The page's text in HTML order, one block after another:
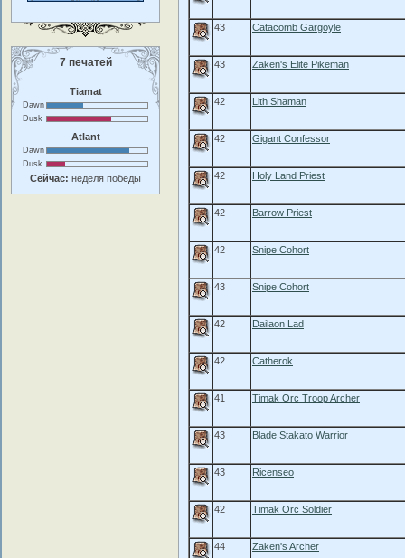
7 печатей
Tiamat
Dawn
Dusk
Atlant
Dawn
Dusk
Сейчас: неделя победы
43 Catacomb Gargoyle
43 Zaken's Elite Pikeman
42 Lith Shaman
42 Gigant Confessor
42 Holy Land Priest
42 Barrow Priest
42 Snipe Cohort
43 Snipe Cohort
42 Dailaon Lad
42 Catherok
41 Timak Orc Troop Archer
43 Blade Stakato Warrior
43 Ricenseo
42 Timak Orc Soldier
44 Zaken's Archer